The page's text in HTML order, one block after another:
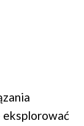
eksplorować